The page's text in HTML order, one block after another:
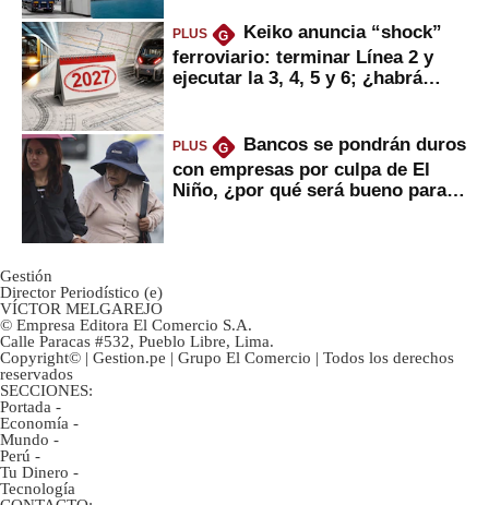
PLUS G
Keiko anuncia “shock”
ferroviario: terminar Línea 2 y
ejecutar la 3, 4, 5 y 6; ¿habrá
PLUS G
Bancos se pondrán duros
con empresas por culpa de El
Niño, ¿por qué será bueno para
Gestión
Director Periodístico (e)
VÍCTOR MELGAREJO
© Empresa Editora El Comercio S.A.
Calle Paracas #532, Pueblo Libre, Lima.
Copyright© | Gestion.pe | Grupo El Comercio | Todos los derechos
reservados
SECCIONES:
Portada -
Economía -
Mundo -
Perú -
Tu Dinero -
Tecnología